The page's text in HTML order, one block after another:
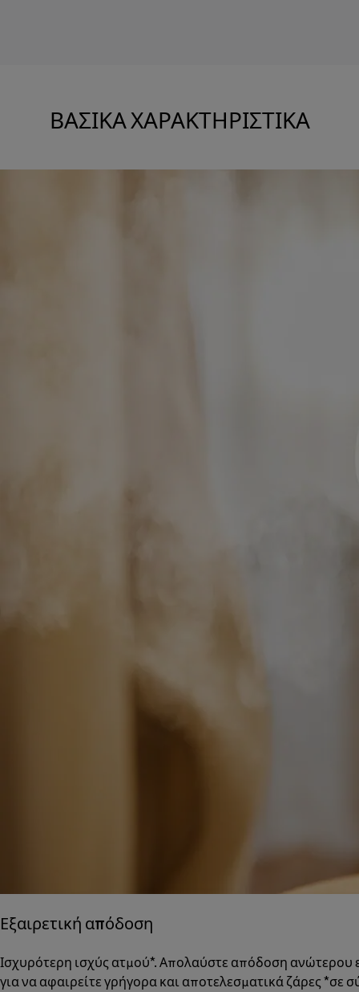
ΒΑΣΙΚΆ ΧΑΡΑΚΤΗΡΙΣΤΙΚΆ
Εξαιρετική απόδοση
Ισχυρότερη ισχύς ατμού*. Απολαύστε απόδοση ανώτερου
για να αφαιρείτε γρήγορα και αποτελεσματικά ζάρες *σε